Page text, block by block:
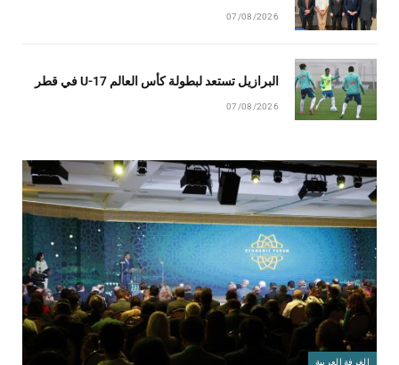
07/08/2026
البرازيل تستعد لبطولة كأس العالم U-17 في قطر
07/08/2026
الغرفة العربية